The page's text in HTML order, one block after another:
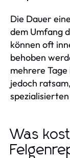
Die Dauer
dem Umfang
können oft
behoben
mehrere
jedoch
Was